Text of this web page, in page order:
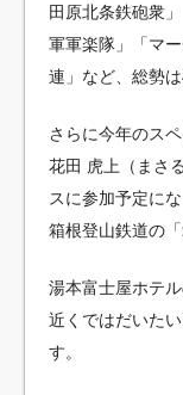
田原北条鉄砲衆
軍軍楽隊」「マ
連」など、総勢は
さらに今年のス
花田 虎上（まさ
スに参加予定にな
箱根登山鉄道の
湯本富士屋ホテ
近くではだいた
す。